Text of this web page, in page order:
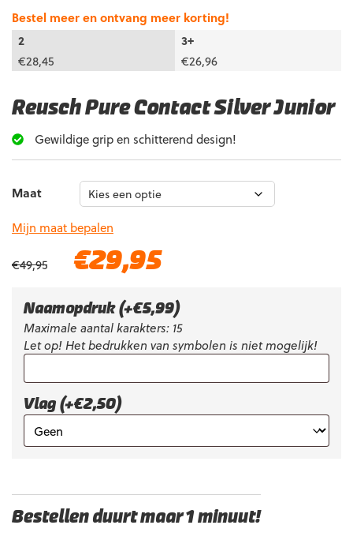
Reusch Pure Contact Silver Junior
Gewildige grip en schitterend design!
Bestel meer en ontvang meer korting!
2
3+
€28,45 €26,96
Maat
Mijn maat bepalen
€49,95
Oorspronkelijke
€49,95.
€29,95Huidige
€29,95.
Naamopdruk (+€5,99)
Maximale aantal karakters: 15
Let op! Het bedrukken van symbolen is niet mogelijk!
Vlag (+€2,50)
Bestellen duurt maar 1 minuut!